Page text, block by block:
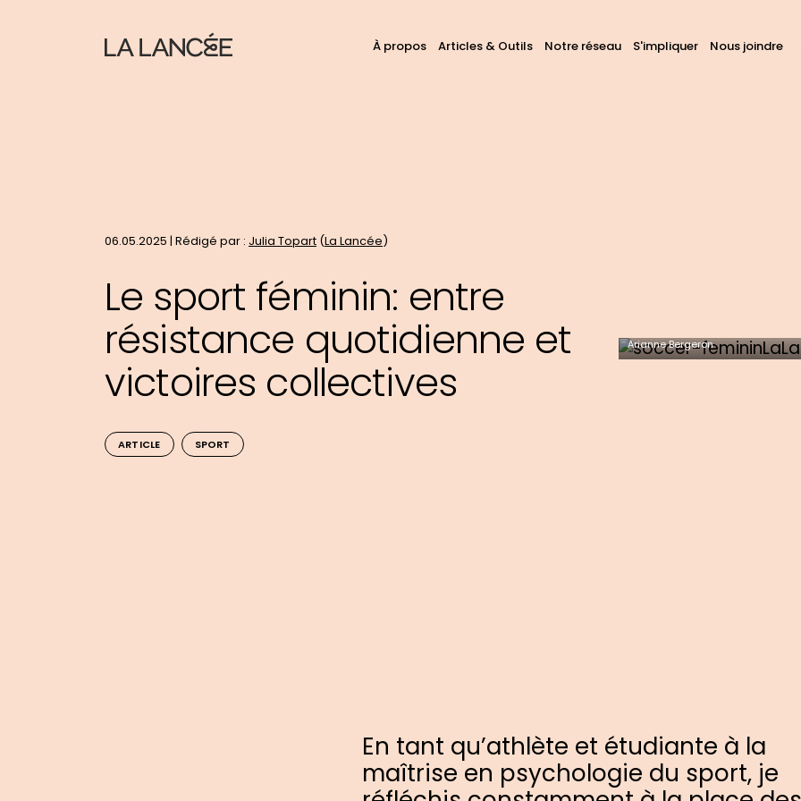
Navigation
À propos Articles & Outils Notre réseau S'impliquer Nous joindre
Chercher
06.05.2025 | Rédigé par : Julia Topart (La Lancée)
Le sport féminin: entre
résistance quotidienne et
victoires collectives
ARTICLE SPORT
Arianne Bergeron
En tant qu’athlète et étudiante à la
maîtrise en psychologie du sport, je